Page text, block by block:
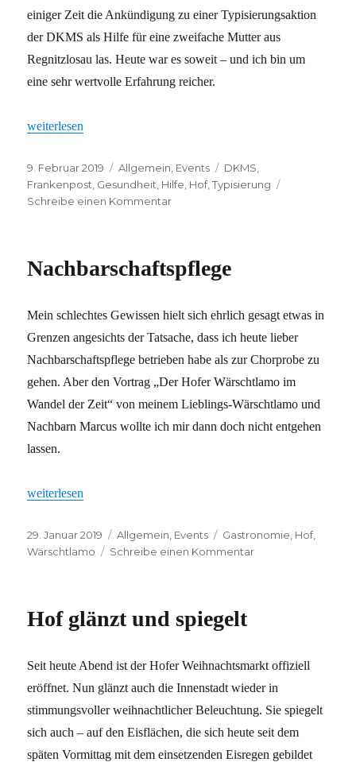
einiger Zeit die Ankündigung zu einer Typisierungsaktion
der DKMS als Hilfe für eine zweifache Mutter aus
Regnitzlosau las. Heute war es soweit – und ich bin um
eine sehr wertvolle Erfahrung reicher.
„Es ist nie zu spät“
weiterlesen
Veröffentlicht
am
9. Februar 2019 Kategorien
Allgemein Events Schlagwörter
DKMS
Frankenpost Gesundheit Hilfe Hof,Typisierung
Schreibe einen Kommentarzu
zu
spät
Nachbarschaftspflege
Mein schlechtes Gewissen hielt sich ehrlich gesagt etwas in
Grenzen angesichts der Tatsache, dass ich heute lieber
Nachbarschaftspflege betrieben habe als zur Chorprobe zu
gehen. Aber den Vortrag „Der Hofer Wärschtlamo im
Wandel der Zeit“ von meinem Lieblings-Wärschtlamo und
Nachbarn Marcus wollte ich mir dann doch nicht entgehen
lassen.
„Nachbarschaftspflege“
weiterlesen
Veröffentlicht
am
29. Januar 2019 Kategorien
Allgemein Events Schlagwörter
Gastronomie Hof,
Wärschtlamo
Schreibe einen Kommentarzu
Hof glänzt und spiegelt
Seit heute Abend ist der Hofer Weihnachtsmarkt offiziell
eröffnet. Nun glänzt auch die Innenstadt wieder in
stimmungsvoller weihnachtlicher Beleuchtung. Sie spiegelt
sich auch – auf den Eisflächen, die sich heute seit dem
späten Vormittag mit dem einsetzenden Eisregen gebildet